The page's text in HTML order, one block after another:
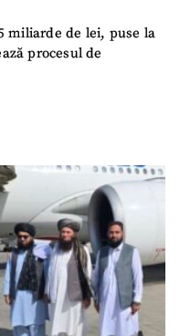
miliarde de lei, puse la
procesul de